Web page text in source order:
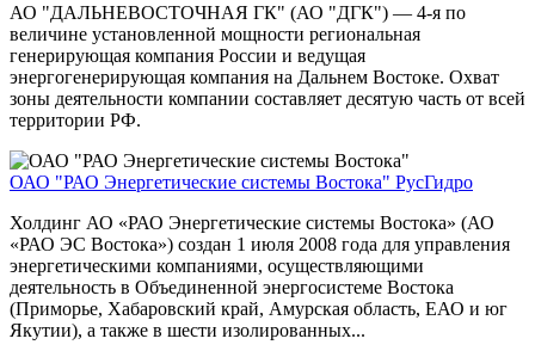
АО "ДАЛЬНЕВОСТОЧНАЯ ГК" (АО "ДГК") — 4-я по
величине установленной мощности региональная
генерирующая компания России и ведущая
энергогенерирующая компания на Дальнем Востоке. Охват
зоны деятельности компании составляет десятую часть от всей
территории РФ.
ОАО "РАО Энергетические системы Востока" РусГидро
Холдинг АО «РАО Энергетические системы Востока» (АО
«РАО ЭС Востока») создан 1 июля 2008 года для управления
энергетическими компаниями, осуществляющими
деятельность в Объединенной энергосистеме Востока
(Приморье, Хабаровский край, Амурская область, ЕАО и юг
Якутии), а также в шести изолированных...